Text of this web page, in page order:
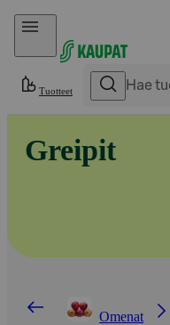
Hyppää sisältöön
Tuotteet
Greipit
Omenat